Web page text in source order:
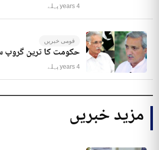
4 years پہلے
قومی خبریں
حکومت کا ترین گروپ
4 years پہلے
مزید خبریں